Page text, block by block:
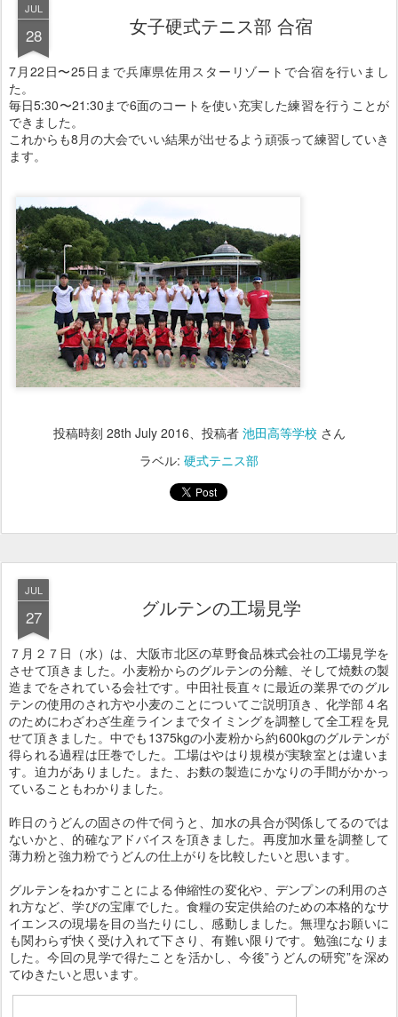
JUL
28 女子硬式テニス部 合宿
7月22日〜25日まで兵庫県佐用スターリゾートで合宿を行いまし
た。
毎日5:30〜21:30まで6面のコートを使い充実した練習を行うことが
できました。
これからも8月の大会でいい結果が出せるよう頑張って練習していき
ます。
投稿時刻 28th July 2016、投稿者 池田高等学校 さん
ラベル: 硬式テニス部
JUL
27 グルテンの工場見学
７月２７日（水）は、大阪市北区の草野食品株式会社の工場見学を
させて頂きました。小麦粉からのグルテンの分離、そして焼麩の製
造までをされている会社です。中田社長直々に最近の業界でのグル
テンの使用のされ方や小麦のことについてご説明頂き、化学部４名
のためにわざわざ生産ラインまでタイミングを調整して全工程を見
せて頂きました。中でも1375kgの小麦粉から約600kgのグルテンが
得られる過程は圧巻でした。工場はやはり規模が実験室とは違いま
す。迫力がありました。また、お麩の製造にかなりの手間がかかっ
ていることもわかりました。
昨日のうどんの固さの件で伺うと、加水の具合が関係してるのでは
ないかと、的確なアドバイスを頂きました。再度加水量を調整して
薄力粉と強力粉でうどんの仕上がりを比較したいと思います。
グルテンをねかすことによる伸縮性の変化や、デンプンの利用のさ
れ方など、学びの宝庫でした。食糧の安定供給のための本格的なサ
イエンスの現場を目の当たりにし、感動しました。無理なお願いに
も関わらず快く受け入れて下さり、有難い限りです。勉強になりま
した。今回の見学で得たことを活かし、今後”うどんの研究”を深め
てゆきたいと思います。